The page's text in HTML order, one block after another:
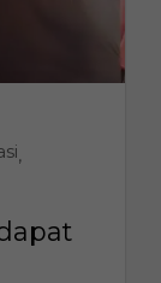
,